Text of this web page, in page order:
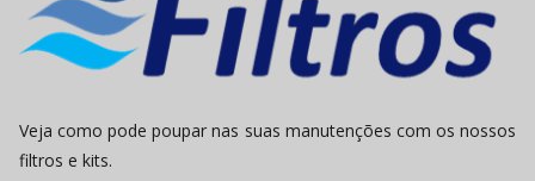
Veja como pode poupar nas suas manutenções com os nossos
filtros e kits.